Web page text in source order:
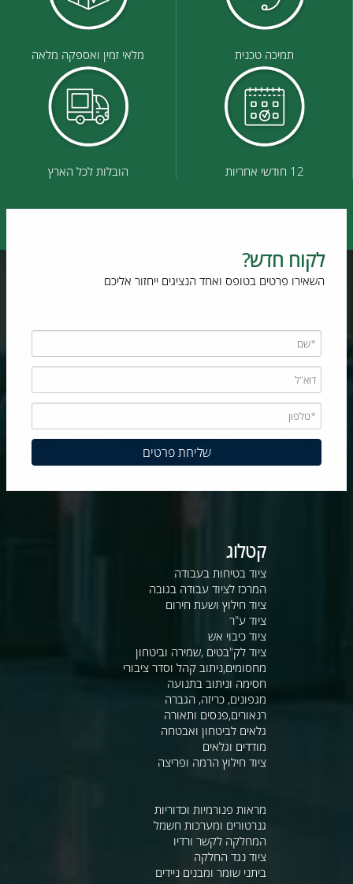
תמיכה טכנית מלאי זמין ואספקה מלאה
12 חודשי אחריות הובלות לכל הארץ
לקוח חדש?
השאירו פרטים בטופס ואחד הנציגים ייחזור אליכם
קטלוג
ציוד בטיחות בעבודה
המרכז לציוד עבודה בגובה
ציוד חילוץ ושעת חירום
ציוד ע"ר
ציוד כיבוי אש
ציוד לק"בטים ,שמירה וביטחון
מחסומים,ניתוב קהל וסדר ציבורי
חסימה וניתוב בתנועה
מגפונים, כריזה, הגברה
רנאורים,פנסים ותאורה
גלאים לביטחון ואבטחה
מודדים וגלאים
ציוד חילוץ הרמה ופריצה
מראות פנורמיות וכדוריות
גנרטורים ומערכות חשמל
המחלקה לקשר ורדיו
ציוד נגד החלקה
ביתני שומר ומבנים ניידים